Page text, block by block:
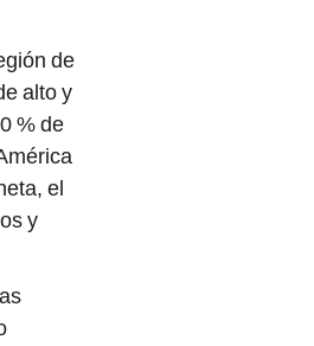
de
alto y
% de
el
y